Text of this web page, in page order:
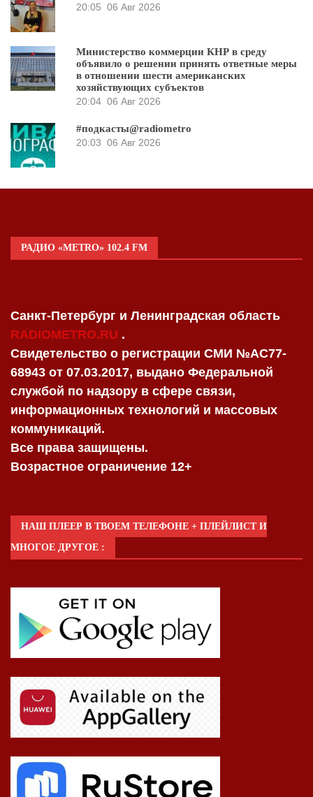
20:05 06 Авг 2026
Министерство коммерции КНР в среду
объявило о решении принять ответные меры
в отношении шести американских
хозяйствующих субъектов
20:04 06 Авг 2026
#подкасты@radiometro
20:03 06 Авг 2026
РАДИО «METRO» 102.4 FM
Санкт-Петербург и Ленинградская область
RADIOMETRO.RU .
Свидетельство о регистрации СМИ №AC77-
68943 от 07.03.2017, выдано Федеральной
службой по надзору в сфере связи,
информационных технологий и массовых
коммуникаций.
Все права защищены.
Возрастное ограничение 12+
НАШ ПЛЕЕР В ТВОЕМ ТЕЛЕФОНЕ + ПЛЕЙЛИСТ И
МНОГОЕ ДРУГОЕ :